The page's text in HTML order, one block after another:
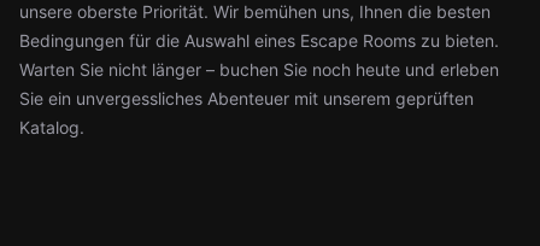
unsere oberste Priorität. Wir bemühen uns, Ihnen die besten
Bedingungen für die Auswahl eines Escape Rooms zu bieten.
Warten Sie nicht länger – buchen Sie noch heute und erleben
Sie ein unvergessliches Abenteuer mit unserem geprüften
Katalog.